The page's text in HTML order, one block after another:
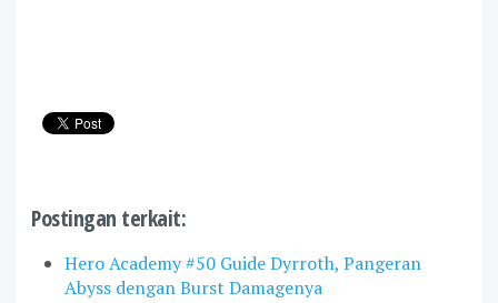
Postingan terkait:
Hero Academy #50 Guide Dyrroth, Pangeran
Abyss dengan Burst Damagenya